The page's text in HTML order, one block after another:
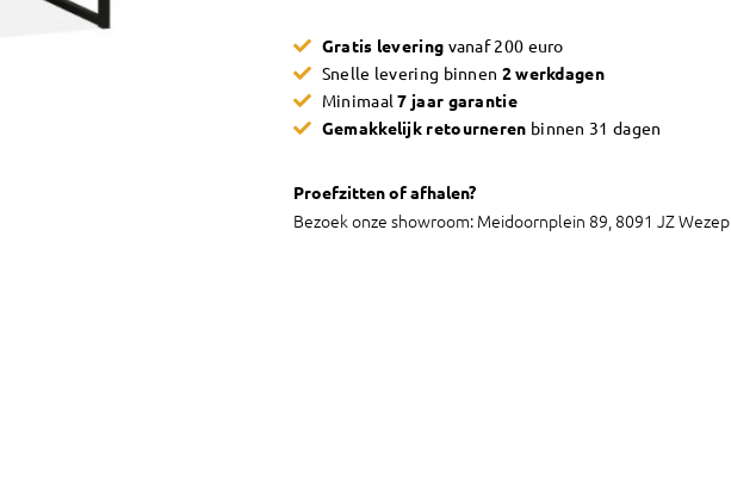
Gratis levering vanaf 200 euro
Snelle levering binnen 2 werkdagen
Minimaal7 jaar garantie
Gemakkelijk retourneren binnen 31 dagen
Proefzitten of afhalen?
Bezoek onze showroom: Meidoornplein 89, 8091 JZ Wezep